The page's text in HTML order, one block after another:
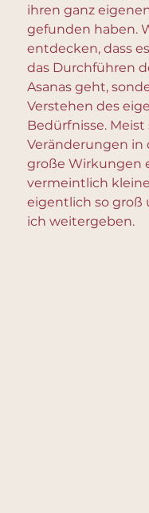
ihren ganz
gefunden haben.
entdecken, dass
das Durchführen
Asanas geht,
Verstehen des
Bedürfnisse. Meist
Veränderungen in
große Wirkungen
vermeintlich
eigentlich so groß
ich weitergeben.